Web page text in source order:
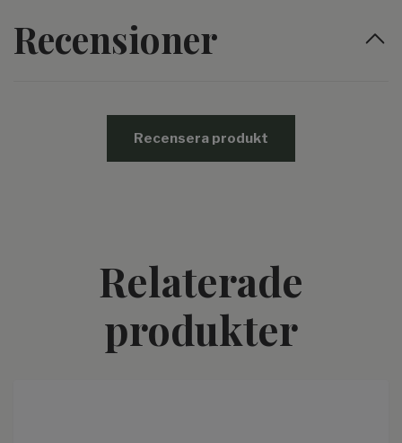
Recensioner
Recensera produkt
Relaterade
produkter